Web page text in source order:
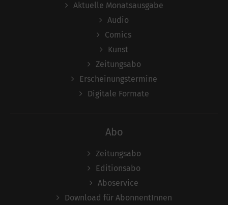
Aktuelle Monatsausgabe
Audio
Comics
Kunst
Zeitungsabo
Erscheinungstermine
Digitale Formate
Abo
Zeitungsabo
Editionsabo
Aboservice
Download für AbonnentInnen